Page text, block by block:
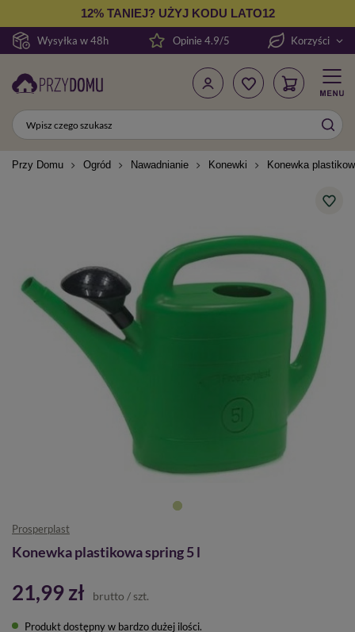
Wysyłka w 48h
12% TANIEJ? UŻYJ KODU LATO12
Opinie 4.9/5 Korzyści
Przy Domu Ogród Nawadnianie Konewki Konewka
Prosperplast
Konewka plastikowa spring 5 l
21,99 zł brutto / szt.
Produkt dostępny w bardzo dużej ilości